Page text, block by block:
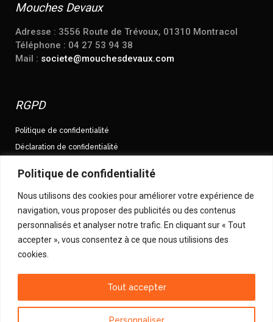
Politique de confidentialité
Nous utilisons des cookies pour améliorer votre expérience de
navigation, vous proposer des publicités ou des contenus
personnalisés et analyser notre trafic. En cliquant sur « Tout
accepter », vous consentez à ce que nous utilisions des
cookies.
Personnaliser
Tout accepter
Mouches Devaux
Adresse : 3556 Route de Trévoux, 01310 Montracol
Téléphone : 04 27 53 94 38
Mail : societe@mouchesdevaux.com
RGPD
Politique de confidentialité
Déclaration de confidentialité
Suivez-nous sur Facebook
Mouches.Devaux
Suivez-nous sur Twitter